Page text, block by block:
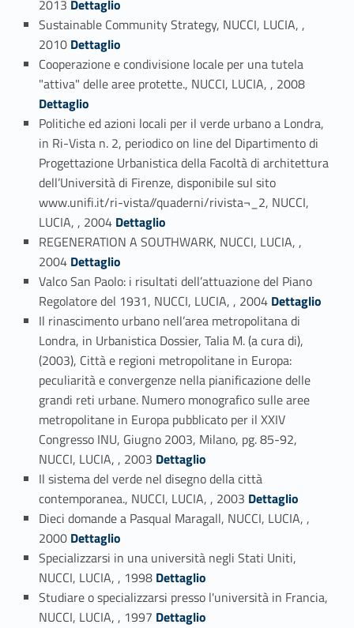
2013 Dettaglio
Sustainable Community Strategy, NUCCI, LUCIA, ,
2010 Link identifier #identifier_person_193040-32
Dettaglio
Cooperazione e condivisione locale per una tutela
"attiva" delle aree protette., NUCCI, LUCIA, , 2008Link identifier #identifier_person_106740-33
Dettaglio
Politiche ed azioni locali per il verde urbano a Londra,
in Ri-Vista n. 2, periodico on line del Dipartimento di
Progettazione Urbanistica della Facoltà di architettura
dell’Università di Firenze, disponibile sul sito
www.unifi.it/ri-vista//quaderni/rivista¬_2, NUCCI,
LUCIA, , 2004 Link identifier #identifier_person_137932-34
Dettaglio
REGENERATION A SOUTHWARK, NUCCI, LUCIA, ,
2004 Link identifier #identifier_person_156426-35
Dettaglio
Valco San Paolo: i risultati dell’attuazione del Piano
Regolatore del 1931, NUCCI, LUCIA, , 2004 Link identifier #identifier_person_30302-36
Dettaglio
Il rinascimento urbano nell’area metropolitana di
Londra, in Urbanistica Dossier, Talia M. (a cura di),
(2003), Città e regioni metropolitane in Europa:
peculiarità e convergenze nella pianificazione delle
grandi reti urbane. Numero monografico sulle aree
metropolitane in Europa pubblicato per il XXIV
Congresso INU, Giugno 2003, Milano, pg. 85-92,
NUCCI, LUCIA, , 2003 Link identifier #identifier_person_70517-37
Dettaglio
Il sistema del verde nel disegno della città
contemporanea., NUCCI, LUCIA, , 2003 Link identifier #identifier_person_185947-38
Dettaglio
Dieci domande a Pasqual Maragall, NUCCI, LUCIA, ,
2000 Link identifier #identifier_person_60437-39
Dettaglio
Specializzarsi in una università negli Stati Uniti,
NUCCI, LUCIA, , 1998Link identifier #identifier_person_9493-40
Dettaglio
Studiare o specializzarsi presso l'università in Francia,
NUCCI, LUCIA, , 1997 Link identifier #identifier_person_165426-41
Dettaglio